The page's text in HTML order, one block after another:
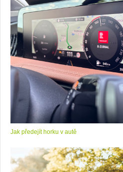
Jak předejít horku v autě